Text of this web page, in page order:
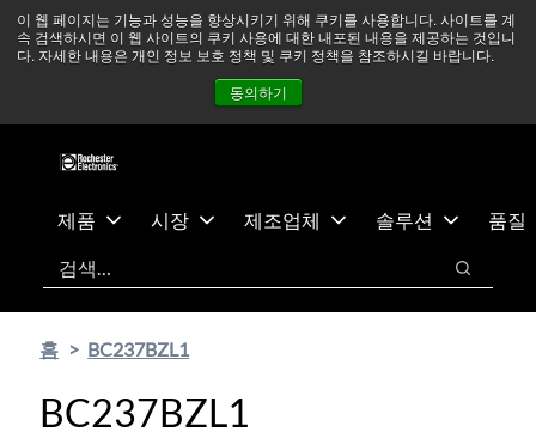
이 웹 페이지는 기능과 성능을 향상시키기 위해 쿠키를 사용합니다. 사이트를 계
속 검색하시면 이 웹 사이트의 쿠키 사용에 대한 내포된 내용을 제공하는 것입니
다. 자세한 내용은 개인 정보 보호 정책 및 쿠키 정책을 참조하시길 바랍니다.
동의하기
츠
건
중동 지역 상황을 지속적으로 주시하고 있으며, 모든 서비스는
정상적으로 운영되고 있습니다. 더 읽어보기 →
뉴스
문의하기
제품 시장 제조업체 솔루션
품질
검색
검색
홈 BC237BZL1
BC237BZL1